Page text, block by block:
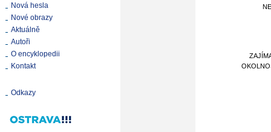
Nová hesla
Nové obrazy
Aktuálně
Autoři
O encyklopedii
Kontakt
Odkazy